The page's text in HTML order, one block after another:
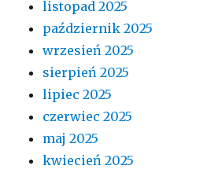
listopad 2025
październik 2025
wrzesień 2025
sierpień 2025
lipiec 2025
czerwiec 2025
maj 2025
kwiecień 2025